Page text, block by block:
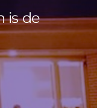
is de